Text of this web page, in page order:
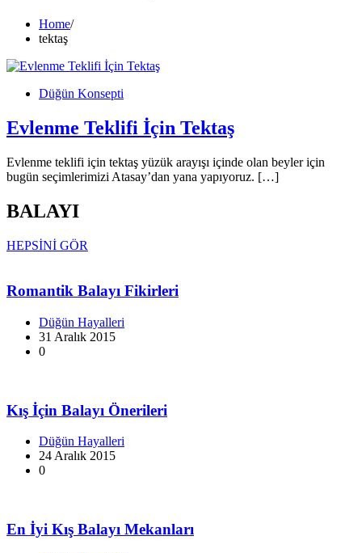
Home
tektaş
Düğün Konsepti
Evlenme Teklifi İçin Tektaş
Evlenme teklifi için tektaş yüzük arayışı içinde olan beyler için
bugün seçimlerimizi Atasay’dan yana yapıyoruz. […]
BALAYI
HEPSİNİ GÖR
Romantik Balayı Fikirleri
Düğün Hayalleri
31 Aralık 2015
0
Kış İçin Balayı Önerileri
Düğün Hayalleri
24 Aralık 2015
0
En İyi Kış Balayı Mekanları